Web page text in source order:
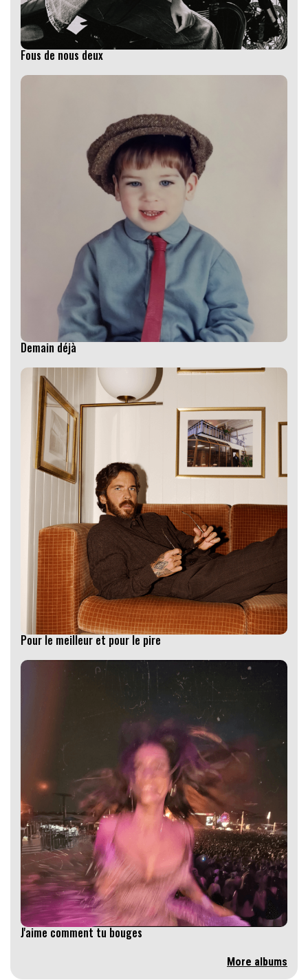
Fous de nous deux
Demain déjà
Pour le meilleur et pour le pire
J'aime comment tu bouges
More albums